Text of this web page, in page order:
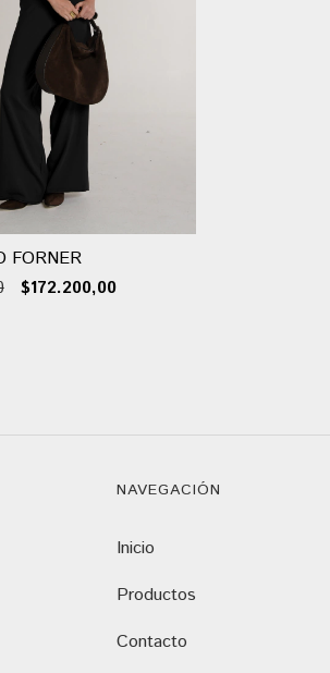
FORNER
$172.200,00
NAVEGACIÓN
Inicio
Productos
Contacto